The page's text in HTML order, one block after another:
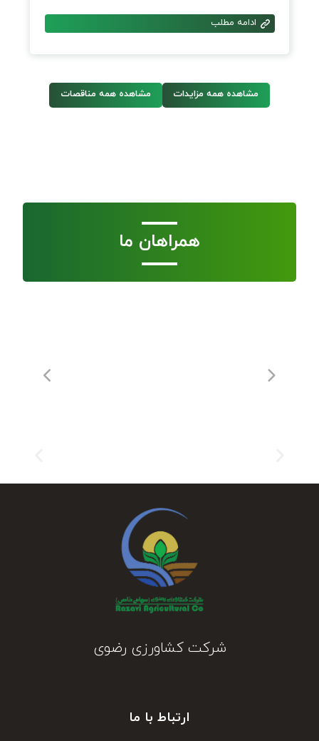
ادامه مطلب
مشاهده همه مزایدات مشاهده همه مناقصات
همراهان ما
شرکت کشاورزی رضوی
ارتباط با ما